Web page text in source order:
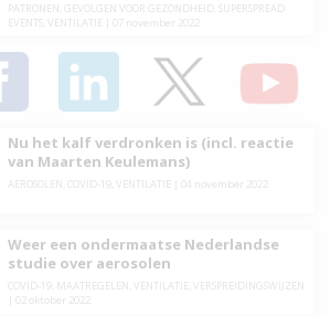
PATRONEN GEVOLGEN VOOR GEZONDHEID, SUPERSPREAD
EVENTS, VENTILATIE 07 november 2022
Nu het kalf verdronken is (incl. reactie
van Maarten Keulemans)
AEROSOLEN COVID-19, VENTILATIE 04 november 2022
Weer een ondermaatse Nederlandse
studie over aerosolen
COVID-19, MAATREGELEN VENTILATIE
VERSPREIDINGSWIJZEN
02 oktober 2022